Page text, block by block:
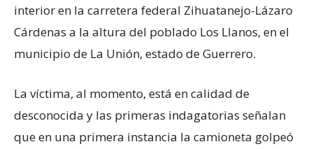
interior en la carretera federal Zihuatanejo-Lázaro
Cárdenas a la altura del poblado Los Llanos, en el
municipio de La Unión, estado de Guerrero.
La víctima, al momento, está en calidad de
desconocida y las primeras indagatorias señalan
que en una primera instancia la camioneta golpeó